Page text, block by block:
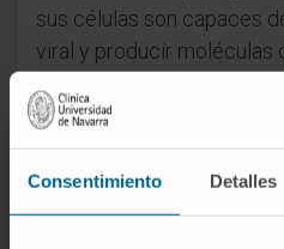
Consentimiento Detalles
sus células son capaces
viral y producir moléculas
virus como el de la
mecanismos de alarma
que favorece la
cronificación de la